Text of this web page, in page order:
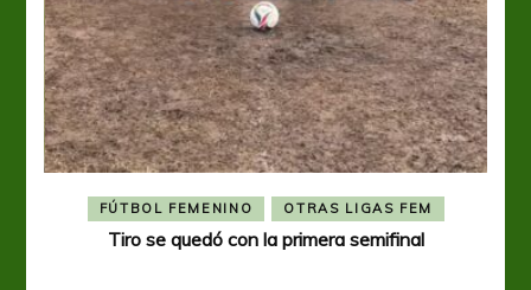
FÚTBOL FEMENINO OTRAS LIGAS FEM
Tiro se quedó con la primera semifinal